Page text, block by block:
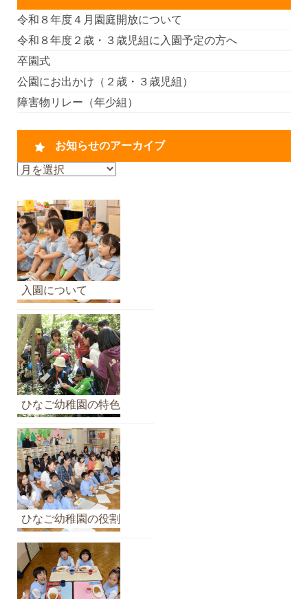
令和８年度４月園庭開放について
令和８年度２歳・３歳児組に入園予定の方へ
卒園式
公園にお出かけ（２歳・３歳児組）
障害物リレー（年少組）
お知らせのアーカイブ
お
ら
せ
の
ア
ー
カ
イ
ブ
入園について
ひなご幼稚園の特色
ひなご幼稚園の役割